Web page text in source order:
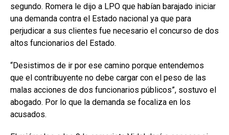
segundo. Romera le dijo a LPO que habían barajado iniciar
una demanda contra el Estado nacional ya que para
perjudicar a sus clientes fue necesario el concurso de dos
altos funcionarios del Estado.
“Desistimos de ir por ese camino porque entendemos
que el contribuyente no debe cargar con el peso de las
malas acciones de dos funcionarios públicos”, sostuvo el
abogado. Por lo que la demanda se focaliza en los
acusados.